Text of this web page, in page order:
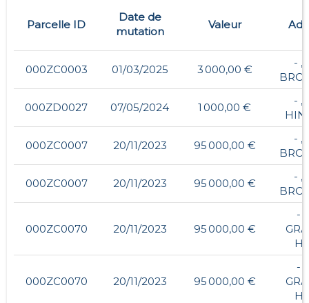
Parcelle ID
Date de
mutation
Valeur
000ZC0003 01/03/2025 3 000,00 €
- ,
000ZD0027 07/05/2024 1 000,00 €
- ,
000ZC0007 20/11/2023 95 000,00 €
- ,
000ZC0007 20/11/2023 95 000,00 €
- ,
000ZC0070 20/11/2023 95 000,00 €
- ,
000ZC0070 20/11/2023 95 000,00 €
- ,